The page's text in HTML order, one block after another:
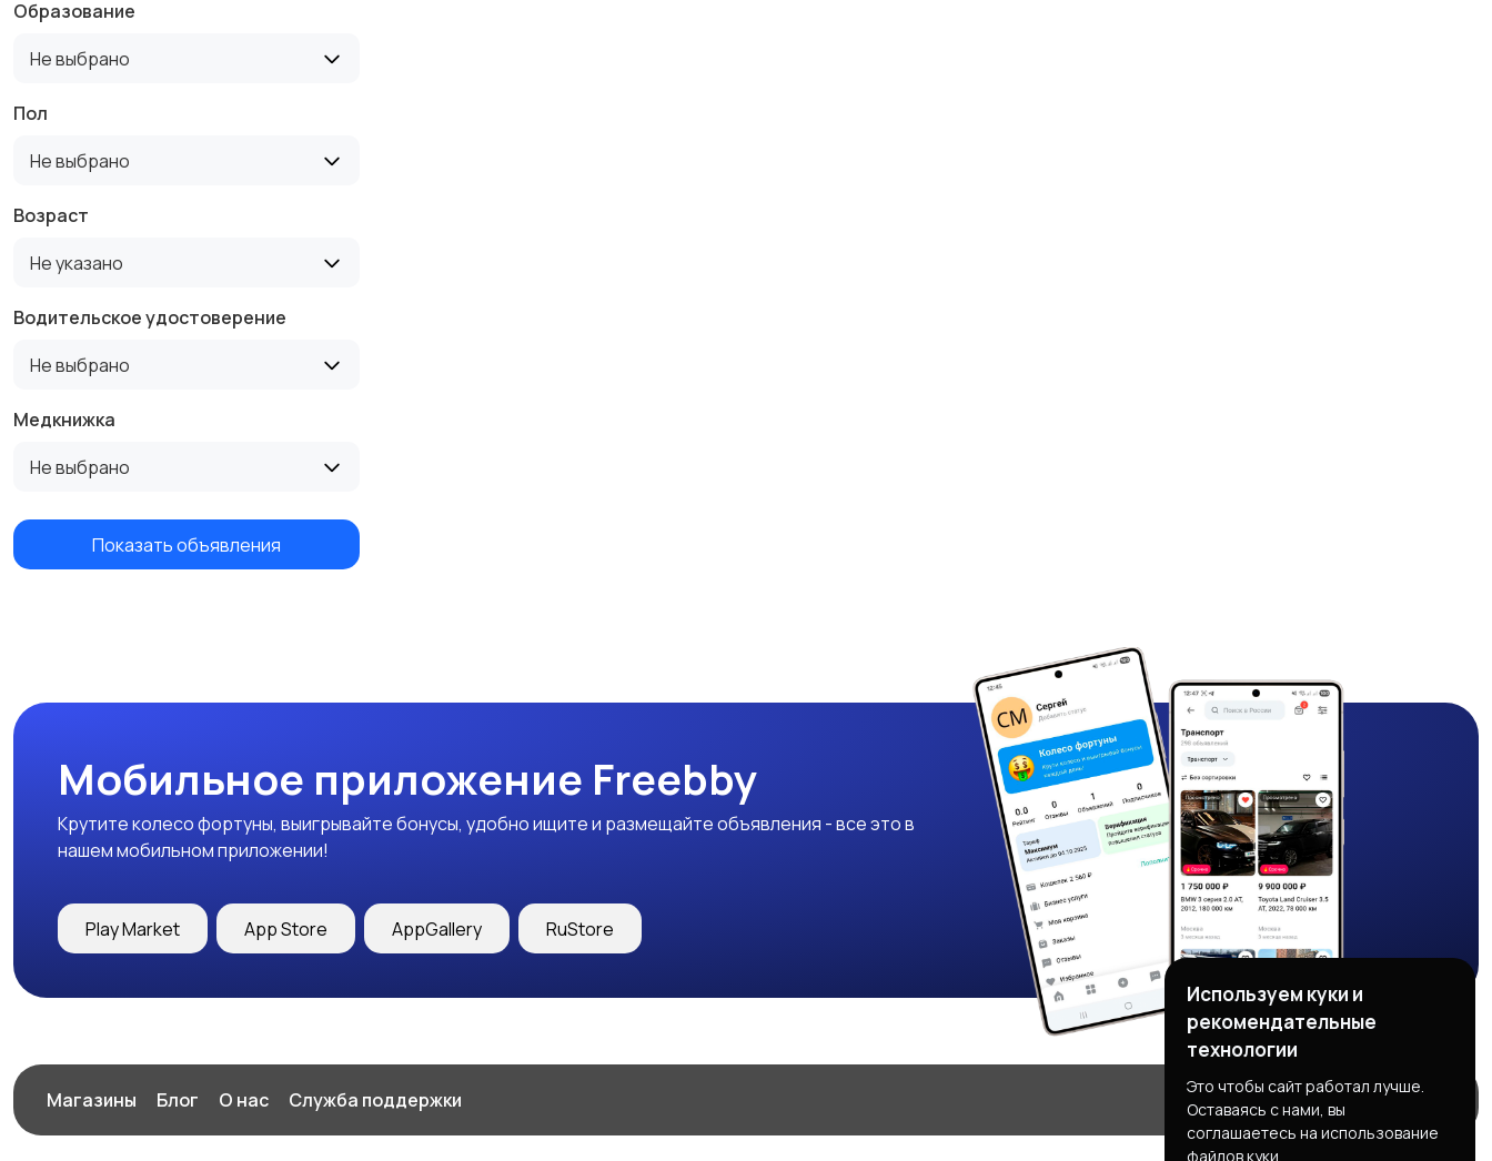
Образование
Не выбрано
Пол
Не выбрано
Возраст
Не указано
Водительское удостоверение
Не выбрано
Медкнижка
Не выбрано
Показать объявления
Мобильное приложение Freebby
Крутите колесо фортуны, выигрывайте бонусы, удобно ищите и размещайте объявления - все это в
нашем мобильном приложении!
Play Market App Store AppGallery RuStore
Магазины Блог О нас Служба поддержки
Используем куки и
рекомендательные
технологии
Это чтобы сайт работал лучше.
Оставаясь с нами, вы
соглашаетесь на использование
файлов куки.